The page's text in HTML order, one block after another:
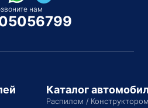
нам
Каталог
Распилом /